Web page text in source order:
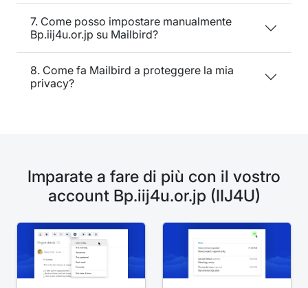
7. Come posso impostare manualmente
Bp.iij4u.or.jp su Mailbird?
8. Come fa Mailbird a proteggere la mia
privacy?
Imparate a fare di più con il vostro
account Bp.iij4u.or.jp (IIJ4U)